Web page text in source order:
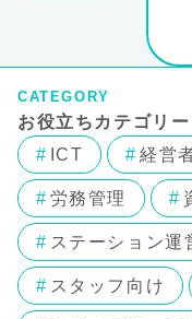
CATEGORY
お役立ちカテゴリー
ICT
経営
労務管理
ステーション運
スタッフ向け